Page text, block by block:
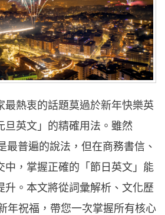
最熱衷的話題莫過於新年快樂英
旦英文」的精確用法。雖然
普遍的說法，但在商務書信、
中，掌握正確的「節日英文」能
升。本文將從詞彙解析、文化歷
年祝福，帶您一次掌握所有核心